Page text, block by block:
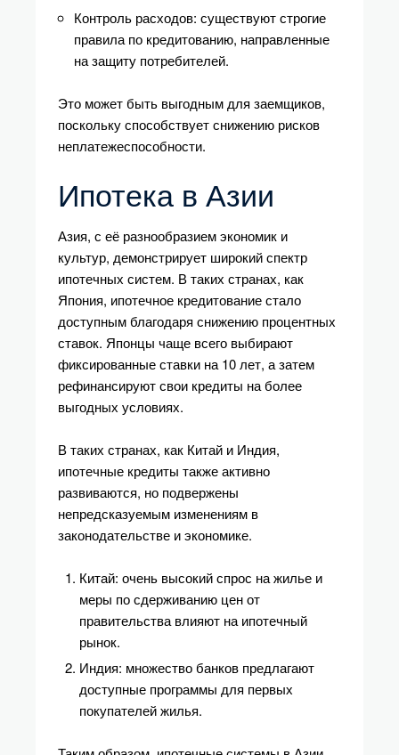
Контроль расходов: существуют строгие
правила по кредитованию, направленные
на защиту потребителей.
Это может быть выгодным для заемщиков,
поскольку способствует снижению рисков
неплатежеспособности.
Ипотека в Азии
Азия, с её разнообразием экономик и
культур, демонстрирует широкий спектр
ипотечных систем. В таких странах, как
Япония, ипотечное кредитование стало
доступным благодаря снижению процентных
ставок. Японцы чаще всего выбирают
фиксированные ставки на 10 лет, а затем
рефинансируют свои кредиты на более
выгодных условиях.
В таких странах, как Китай и Индия,
ипотечные кредиты также активно
развиваются, но подвержены
непредсказуемым изменениям в
законодательстве и экономике.
Китай: очень высокий спрос на жилье и
меры по сдерживанию цен от
правительства влияют на ипотечный
рынок.
Индия: множество банков предлагают
доступные программы для первых
покупателей жилья.